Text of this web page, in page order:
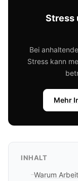
Stress
Bei
Stress kann
Mehr
INHALT
Warum